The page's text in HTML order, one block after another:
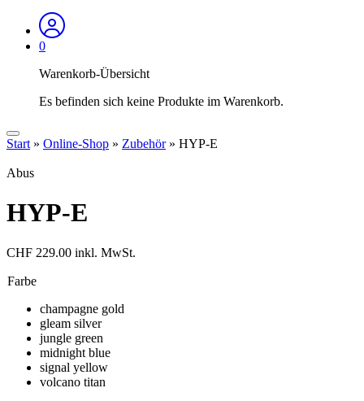
0
Warenkorb-Übersicht
Es befinden sich keine Produkte im Warenkorb.
Start » Online-Shop » Zubehör » HYP-E
Abus
HYP-E
CHF 229.00 inkl. MwSt.
Farbe
champagne gold
gleam silver
jungle green
midnight blue
signal yellow
volcano titan